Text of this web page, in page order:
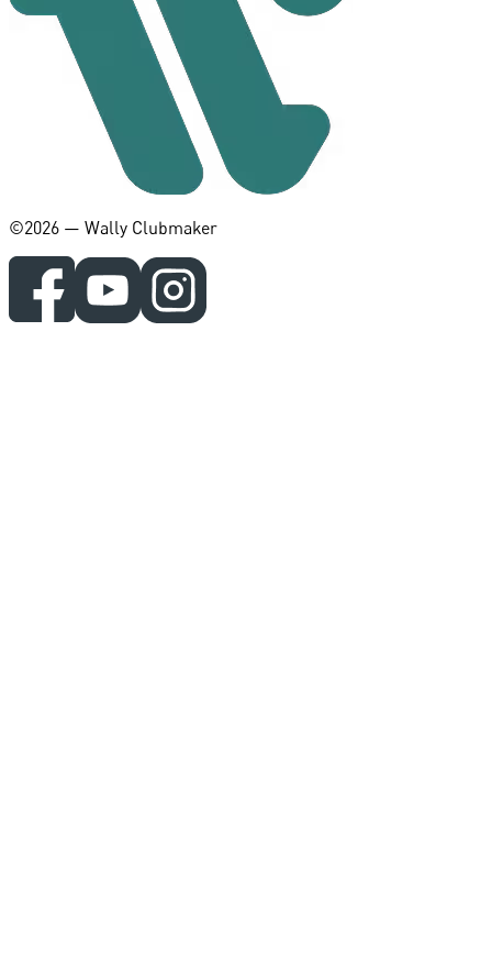
©️2026 — Wally Clubmaker